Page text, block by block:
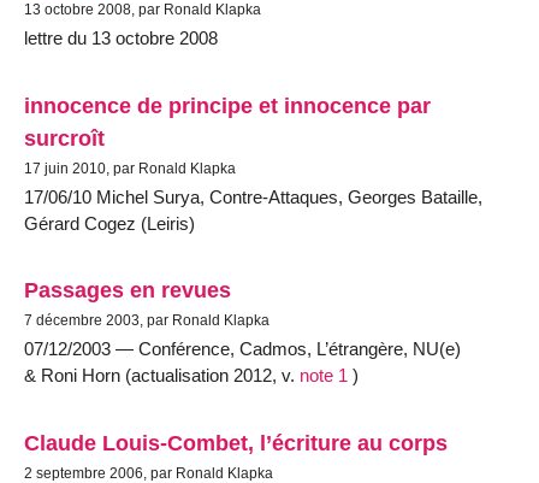
13 octobre 2008, par Ronald Klapka
lettre du 13 octobre 2008
innocence de principe et innocence par
surcroît
17 juin 2010, par Ronald Klapka
17/06/10 Michel Surya, Contre-Attaques, Georges Bataille,
Gérard Cogez (Leiris)
Passages en revues
7 décembre 2003, par Ronald Klapka
07/12/2003 — Conférence, Cadmos, L’étrangère, NU(e)
& Roni Horn (actualisation 2012, v. note 1 )
Claude Louis-Combet, l’écriture au corps
2 septembre 2006, par Ronald Klapka